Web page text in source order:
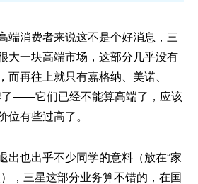
端消费者来说这不是个好消息，三
大一块高端市场，这部分几乎没有
再往上就只有嘉格纳、美诺、
了——它们已经不能算高端了，应该
有些过高了。
出也出乎不少同学的意料（放在“家
，三星这部分业务算不错的，在国